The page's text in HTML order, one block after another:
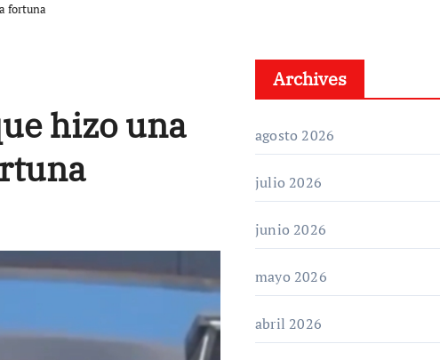
fortuna
hizo una
Archives
agosto 2026
julio 2026
junio 2026
mayo 2026
abril 2026